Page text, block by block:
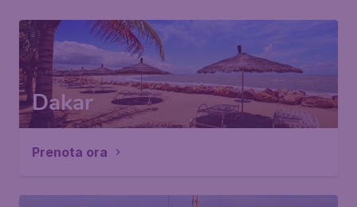
Dakar
Prenota ora